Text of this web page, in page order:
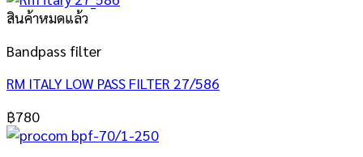
สินค้าหมดแล้ว
Bandpass filter
RM ITALY LOW PASS FILTER 27/586
฿780